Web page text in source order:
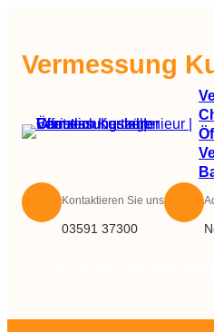
springen
Vermessung
Kontaktieren Sie uns
03591 37300